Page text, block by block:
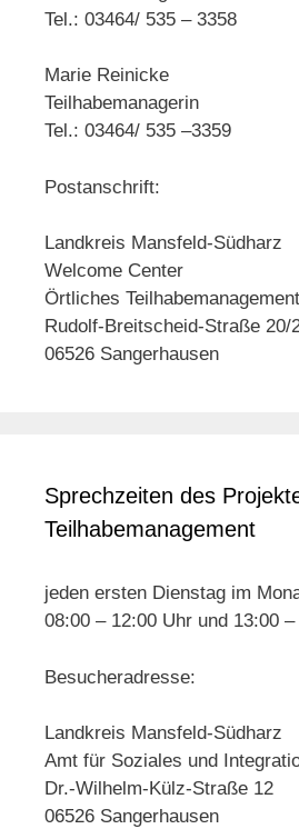
Tel.: 03464/ 535 – 3358
Marie Reinicke
Teilhabemanagerin
Tel.: 03464/ 535 –3359
Postanschrift:
Landkreis Mansfeld-Südharz
Welcome Center
Örtliches Teilhabemanagement
Rudolf-Breitscheid-Straße 20/
06526 Sangerhausen
Sprechzeiten des
Teilhabemanagement
jeden ersten Dienstag im
08:00 – 12:00 Uhr und 13:00
Besucheradresse:
Landkreis Mansfeld-Südharz
Amt für Soziales und
Dr.-Wilhelm-Külz-Straße 12
06526 Sangerhausen